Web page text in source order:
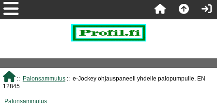
:: Palonsammutus:: e-Jockey ohjauspaneeli yhdelle palopumpulle, EN
12845
Palonsammutus